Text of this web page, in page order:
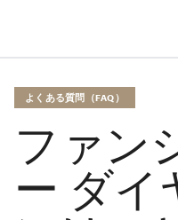
よくある質問（FAQ）
ファン
ー ダイ